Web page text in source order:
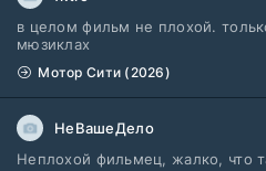
Мыс страха (2026)
1 сезон
1-2 сезон
в целом фильм не плохой.
мюзиклах
Мотор Сити (2026)
НеВашеДело
Неплохой фильмец, жалко, что